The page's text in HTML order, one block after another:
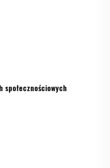
społecznościowych